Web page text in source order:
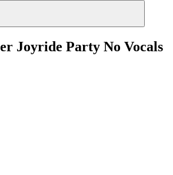
Joyride Party No Vocals